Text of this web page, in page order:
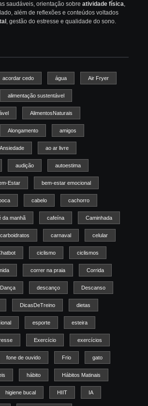
saudáveis, orientação sobre atividade física,
além de reflexões e conteúdos voltados
, gestão do estresse e qualidade do sono.
acordar cedo água Air Fryer
alimentação sustentável
AlimentosNaturais
Alongamento amigos
Ansiedade ao ar livre
audição autoestima
Estar bem-estar emocional
cabelo cachorro
da manhã cafeína Caminhada
carboidratos carnaval celular
ciclismo ciclismos
correr na praia Corrida
Dança descanço Descanso
DicasDeTreino dietas
esporte esteira
Exercício exercícios
fone de ouvido Frio gato
hábito Hábitos Matinais
higiene bucal HIIT IA